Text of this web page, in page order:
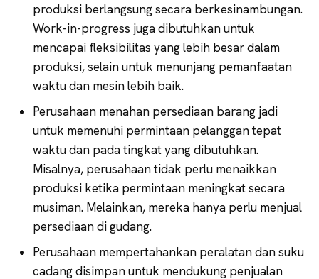
produksi berlangsung secara berkesinambungan.
Work-in-progress juga dibutuhkan untuk
mencapai fleksibilitas yang lebih besar dalam
produksi, selain untuk menunjang pemanfaatan
waktu dan mesin lebih baik.
Perusahaan menahan persediaan barang jadi
untuk memenuhi permintaan pelanggan tepat
waktu dan pada tingkat yang dibutuhkan.
Misalnya, perusahaan tidak perlu menaikkan
produksi ketika permintaan meningkat secara
musiman. Melainkan, mereka hanya perlu menjual
persediaan di gudang.
Perusahaan mempertahankan peralatan dan suku
cadang disimpan untuk mendukung penjualan